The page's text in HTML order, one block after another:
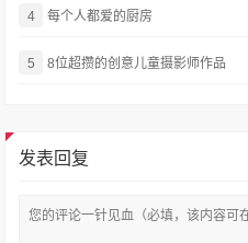
4 每个人都爱的厨房
5 8位超攒的创意儿童摄影师作品
发表回复